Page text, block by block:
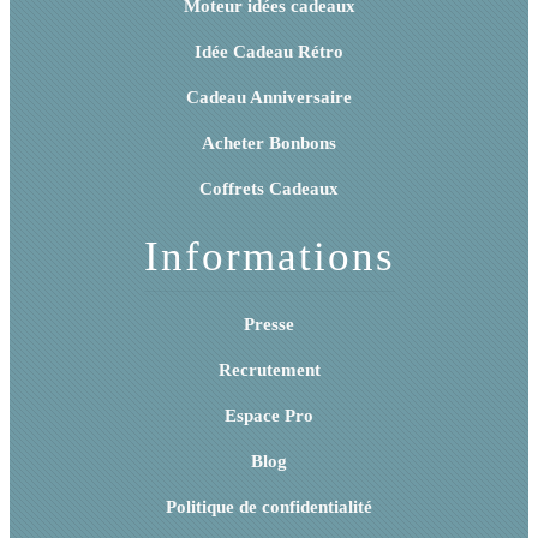
Moteur idées cadeaux
Idée Cadeau Rétro
Cadeau Anniversaire
Acheter Bonbons
Coffrets Cadeaux
Informations
Presse
Recrutement
Espace Pro
Blog
Politique de confidentialité